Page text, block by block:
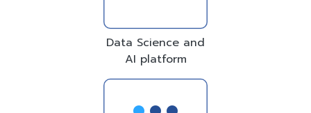
Data Science and
AI platform